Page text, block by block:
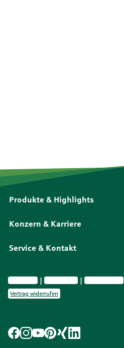
Produkte & Highlights
Konzern & Karriere
Service & Kontakt
Impressum Datenschutz Barrierefreiheit
Vertrag widerrufen